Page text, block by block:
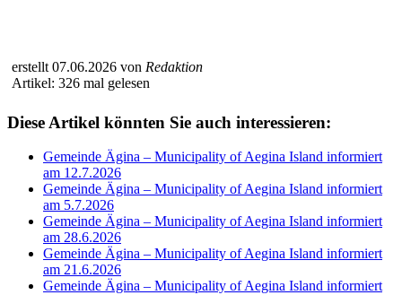
erstellt 07.06.2026 von Redaktion
Artikel: 326 mal gelesen
Diese Artikel könnten Sie auch interessieren:
Gemeinde Ägina – Municipality of Aegina Island informiert
am 12.7.2026
Gemeinde Ägina – Municipality of Aegina Island informiert
am 5.7.2026
Gemeinde Ägina – Municipality of Aegina Island informiert
am 28.6.2026
Gemeinde Ägina – Municipality of Aegina Island informiert
am 21.6.2026
Gemeinde Ägina – Municipality of Aegina Island informiert